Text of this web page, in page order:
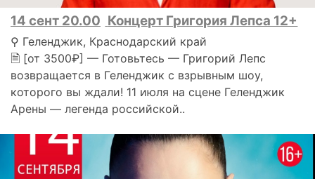
14 сент 20.00 Концерт Григория Лепса 12+
⚲ Геленджик, Краснодарский край
🗎 [от 3500₽] — Готовьтесь — Григорий Лепс
возвращается в Геленджик с взрывным шоу,
которого вы ждали! 11 июля на сцене Геленджик
Арены — легенда российской..